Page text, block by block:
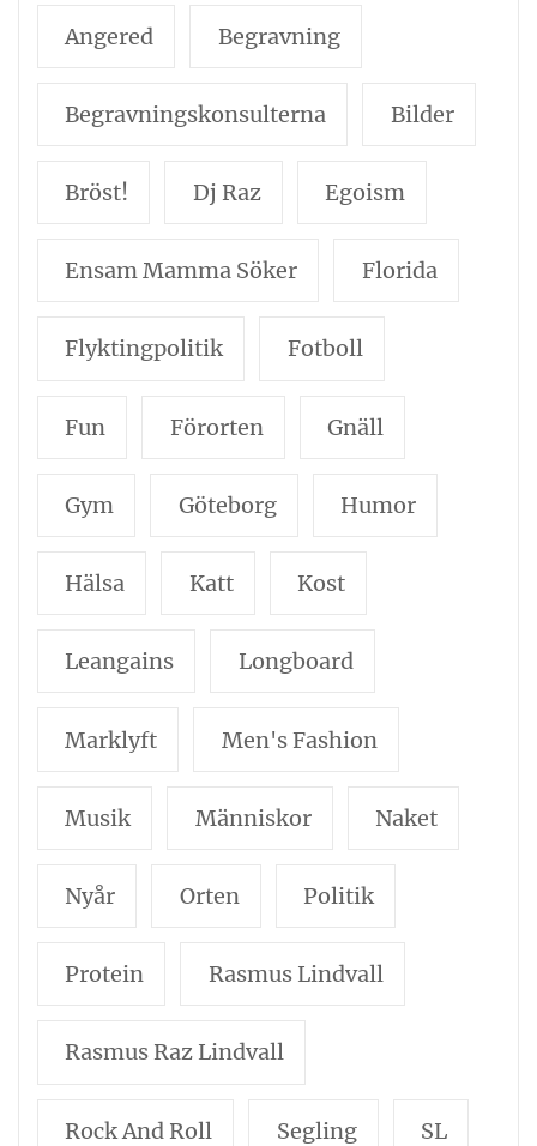
Angered Begravning
Begravningskonsulterna Bilder
Bröst! Dj Raz Egoism
Ensam Mamma Söker Florida
Flyktingpolitik Fotboll
Fun Förorten Gnäll
Gym Göteborg Humor
Hälsa Katt Kost
Leangains Longboard
Marklyft Men's Fashion
Musik Människor Naket
Nyår Orten Politik
Protein Rasmus Lindvall
Rasmus Raz Lindvall
Rock And Roll Segling SL